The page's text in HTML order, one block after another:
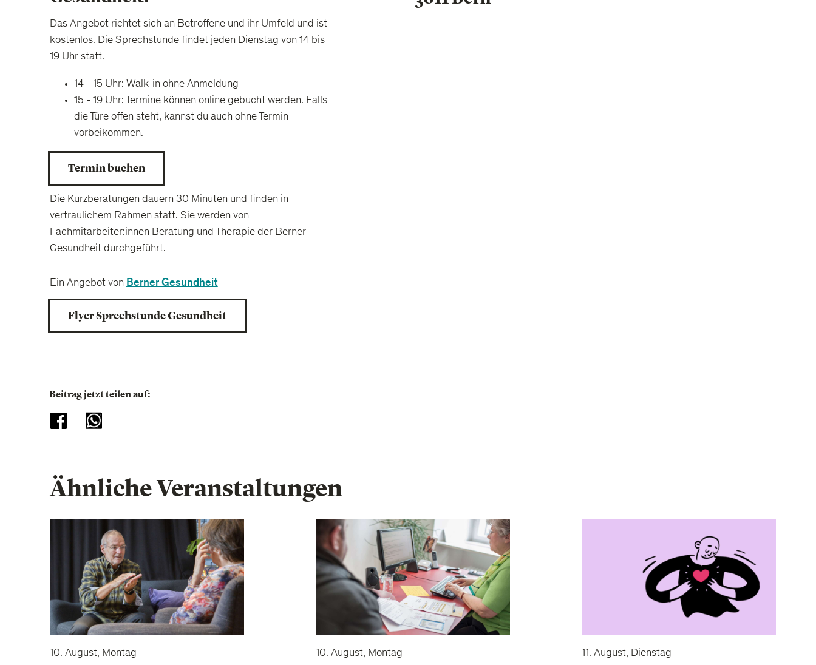
Das Angebot richtet sich an Betroffene und ihr Umfeld und ist
kostenlos. Die Sprechstunde findet jeden Dienstag von 14 bis
19 Uhr statt.
14 - 15 Uhr: Walk-in ohne Anmeldung
15 - 19 Uhr: Termine können online gebucht werden. Falls
die Türe offen steht, kannst du auch ohne Termin
vorbeikommen.
Termin buchen
Die Kurzberatungen dauern 30 Minuten und finden in
vertraulichem Rahmen statt. Sie werden von
Fachmitarbeiter:innen Beratung und Therapie der Berner
Gesundheit durchgeführt.
Ein Angebot von Berner Gesundheit
Flyer Sprechstunde Gesundheit
Beitrag jetzt teilen auf:
Ähnliche Veranstaltungen
10. August, Montag 10. August, Montag 11. August, Dienstag